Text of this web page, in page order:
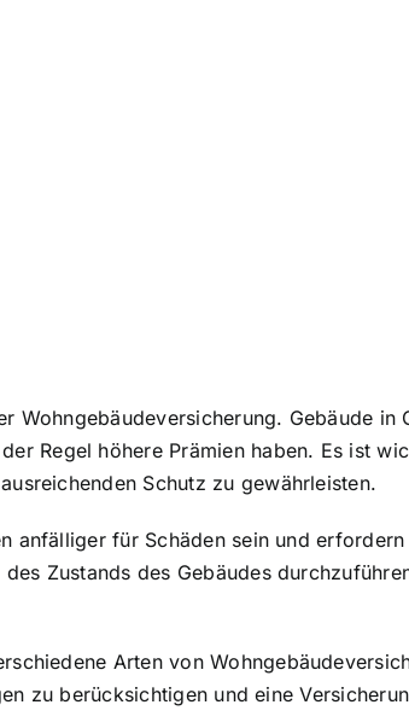
Wohngebäudeversicherung. Gebäude in
Regel höhere Prämien haben. Es ist
Schutz zu gewährleisten.
anfälliger für Schäden sein und erfordern
Zustands des Gebäudes
Arten von
zu berücksichtigen und eine